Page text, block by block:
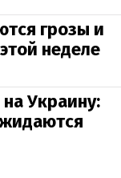
грозы и
неделе
Украину: